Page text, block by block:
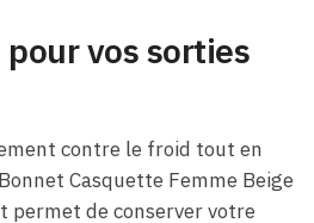
pour vos sorties
contre le froid tout en
Casquette Femme Beige​
permet de conserver votre